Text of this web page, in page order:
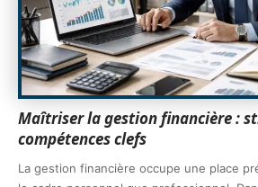
Maîtriser la gestion financière :
compétences clefs
La gestion financière occupe une place